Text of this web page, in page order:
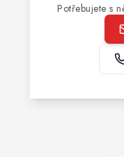
Potřebujete s